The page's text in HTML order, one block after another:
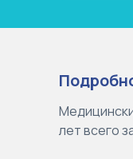
лет всего